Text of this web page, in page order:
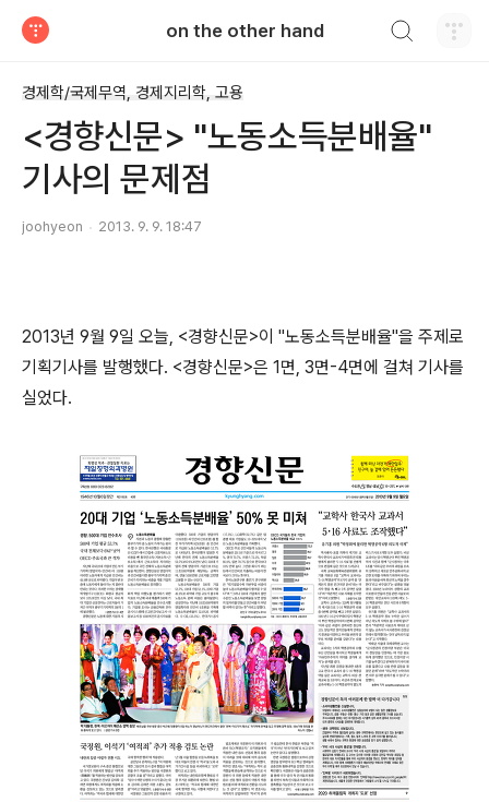
on the other hand
경제학/국제무역, 경제지리학, 고용
<경향신문> "노동소득분배율"
기사의 문제점
joohyeon 2013. 9. 9. 18:47
2013년 9월 9일 오늘, <경향신문>이 "노동소득분배율"을 주제로
기획기사를 발행했다. <경향신문>은 1면, 3면-4면에 걸쳐 기사를
실었다.